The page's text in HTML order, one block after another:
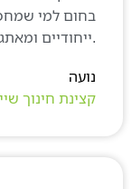
חינוך שייטת 13
למי שמחפש